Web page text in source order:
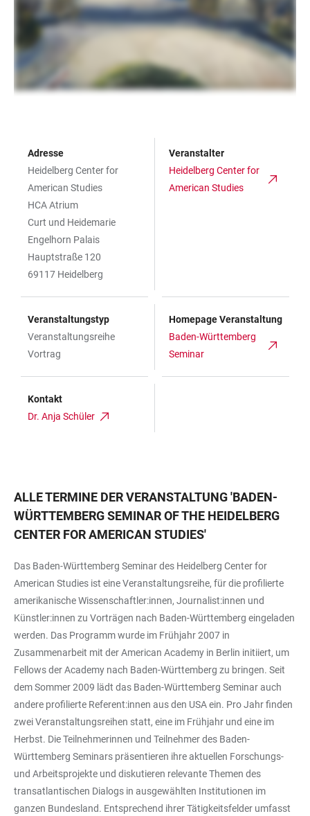
Adresse
Heidelberg Center for
American Studies
HCA Atrium
Curt und Heidemarie
Engelhorn Palais
Hauptstraße 120
69117 Heidelberg
Veranstalter
Heidelberg Center for
American Studies
Veranstaltungstyp
Veranstaltungsreihe
Vortrag
Homepage Veranstaltung
Baden-Württemberg
Seminar
Kontakt
Dr. Anja Schüler
ALLE TERMINE DER VERANSTALTUNG'BADEN-
WÜRTTEMBERG SEMINAR OF THE HEIDELBERG
CENTER FOR AMERICAN STUDIES'
Das Baden-Württemberg Seminar des Heidelberg Center for
American Studies ist eine Veranstaltungsreihe, für die profilierte
amerikanische Wissenschaftler:innen, Journalist:innen und
Künstler:innen zu Vorträgen nach Baden-Württemberg eingeladen
werden. Das Programm wurde im Frühjahr 2007 in
Zusammenarbeit mit der American Academy in Berlin initiiert, um
Fellows der Academy nach Baden-Württemberg zu bringen. Seit
dem Sommer 2009 lädt das Baden-Württemberg Seminar auch
andere profilierte Referent:innen aus den USA ein. Pro Jahr finden
zwei Veranstaltungsreihen statt, eine im Frühjahr und eine im
Herbst. Die Teilnehmerinnen und Teilnehmer des Baden-
Württemberg Seminars präsentieren ihre aktuellen Forschungs-
und Arbeitsprojekte und diskutieren relevante Themen des
transatlantischen Dialogs in ausgewählten Institutionen im
ganzen Bundesland. Entsprechend ihrer Tätigkeitsfelder umfasst